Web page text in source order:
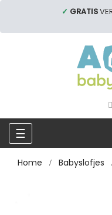
✓ GRATIS
Toggle
navigation
☰
Home Babyslofjes